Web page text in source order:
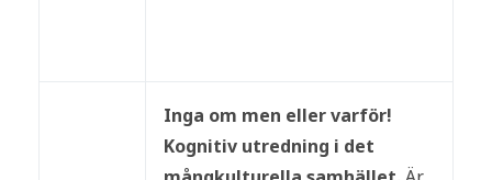
Inga om men eller varför!
Kognitiv utredning i det